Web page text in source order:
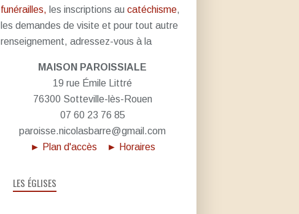
funérailles, les inscriptions au catéchisme,
les demandes de visite et pour tout autre
renseignement, adressez-vous à la
MAISON PAROISSIALE
19 rue Émile Littré
76300 Sotteville-lès-Rouen
07 60 23 76 85
paroisse.nicolasbarre@gmail.com
► Plan d'accès
► Horaires
LES ÉGLISES